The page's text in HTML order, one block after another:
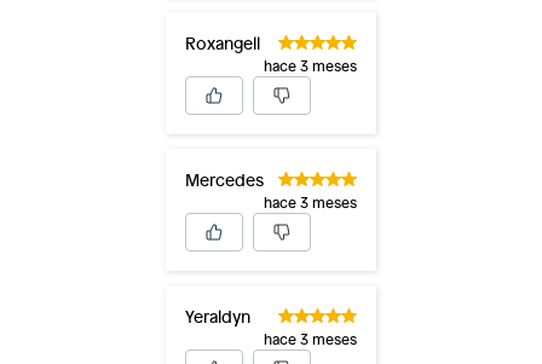
Roxangell
hace 3 meses
Mercedes
hace 3 meses
Yeraldyn
hace 3 meses